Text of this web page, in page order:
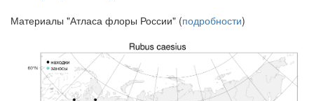
Материалы "Атласа флоры России" (подробности)